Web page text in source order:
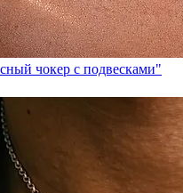
чокер с подвесками"